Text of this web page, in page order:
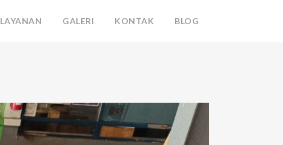
LAYANAN GALERI KONTAK BLOG